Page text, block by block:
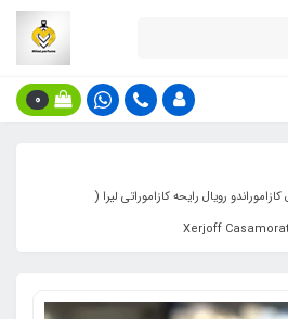
0
کازاموراندو رویال رایحه کازاموراتی لیرا (